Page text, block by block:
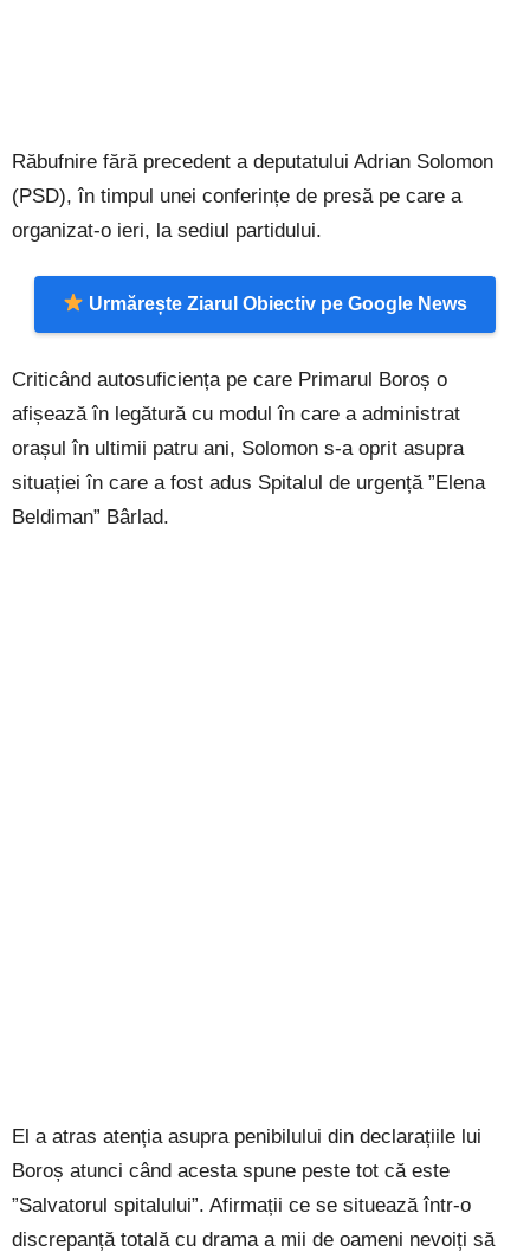
Răbufnire fără precedent a deputatului Adrian Solomon
(PSD), în timpul unei conferințe de presă pe care a
organizat-o ieri, la sediul partidului.
Urmărește Ziarul Obiectiv pe Google News
Criticând autosuficiența pe care Primarul Boroș o
afișează în legătură cu modul în care a administrat
orașul în ultimii patru ani, Solomon s-a oprit asupra
situației în care a fost adus Spitalul de urgență ”Elena
Beldiman” Bârlad.
El a atras atenția asupra penibilului din declarațiile lui
Boroș atunci când acesta spune peste tot că este
”Salvatorul spitalului”. Afirmații ce se situează într-o
discrepanță totală cu drama a mii de oameni nevoiți să